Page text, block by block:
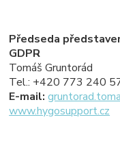
Předseda
GDPR
Tomáš Gruntorád
Tel.: +420 773 240
E-mail:
www.hygosupport.cz